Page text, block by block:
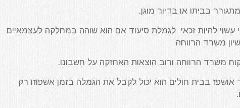
בביתו או בדיור מוגן.
עשוי להיות זכאי לגמלת סיעוד אם הוא שוהה במחלקה לעצמאיים
משרד הרווחה
משרד הרווחה ורוב הוצאות האחזקה על חשבונו.
בבית חולים הוא יכול לקבל את הגמלה בזמן אשפוזו רק